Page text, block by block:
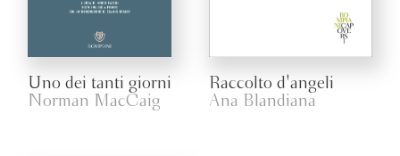
Uno dei tanti giorni
Norman MacCaig
Raccolto d'angeli
Ana Blandiana